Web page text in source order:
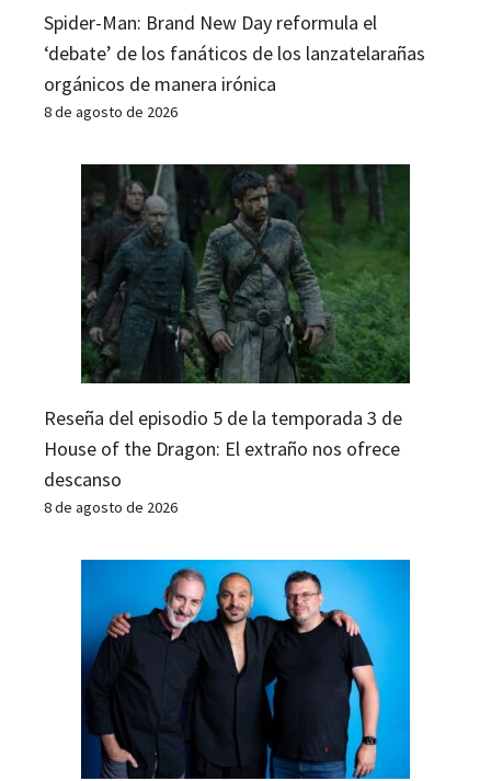
Spider-Man: Brand New Day reformula el
‘debate’ de los fanáticos de los lanzatelarañas
orgánicos de manera irónica
8 de agosto de 2026
Reseña del episodio 5 de la temporada 3 de
House of the Dragon: El extraño nos ofrece
descanso
8 de agosto de 2026